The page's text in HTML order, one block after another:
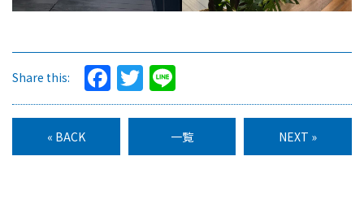
Share this: Facebook
Twitter
« BACK 一覧 NEXT »